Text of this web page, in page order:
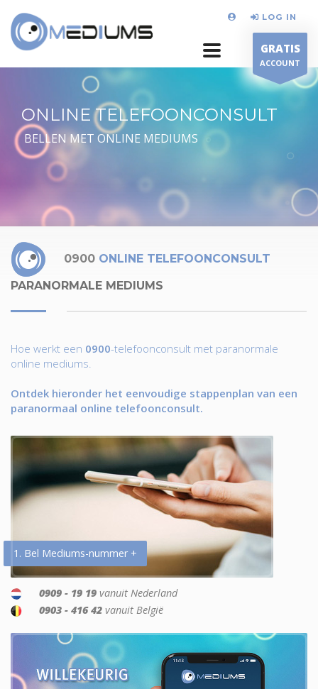
LOG IN
GRATIS
ACCOUNT
ONLINE TELEFOONCONSULT
BELLEN MET ONLINE MEDIUMS
0900 ONLINE TELEFOONCONSULT
PARANORMALE MEDIUMS
Hoe werkt een 0900-telefoonconsult met paranormale
online mediums.
Ontdek hieronder het eenvoudige stappenplan van een
paranormaal online telefoonconsult.
1. Bel Mediums-nummer +
0909 - 19 19 vanuit Nederland
0903 - 416 42 vanuit België